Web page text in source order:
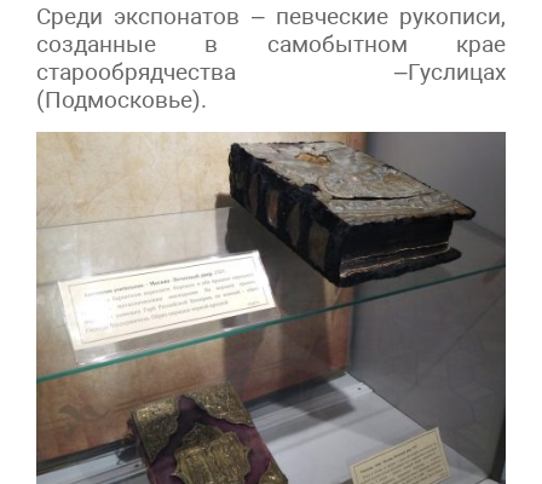
Среди экспонатов – певческие рукописи,
созданные в самобытном крае
старообрядчества –Гуслицах
(Подмосковье).